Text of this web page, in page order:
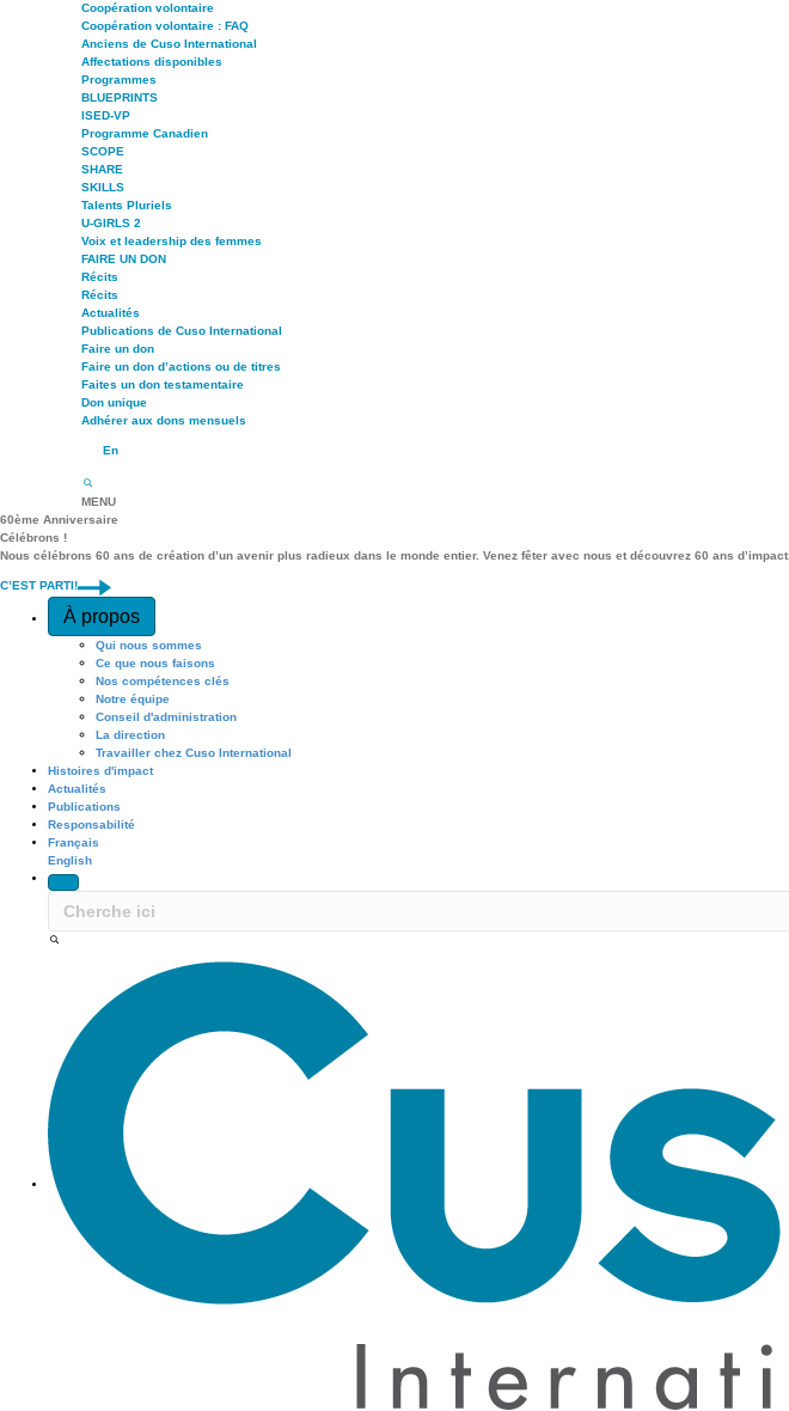
Coopération volontaire
Coopération volontaire : FAQ
Anciens de Cuso International
Affectations disponibles
Programmes
BLUEPRINTS
ISED-VP
Programme Canadien
SCOPE
SHARE
SKILLS
Talents Pluriels
U-GIRLS 2
Voix et leadership des femmes
FAIRE UN DON
Récits
Récits
Actualités
Publications de Cuso International
Faire un don
Faire un don d’actions ou de titres
Faites un don testamentaire
Don unique
Adhérer aux dons mensuels
En
MENU
60ème Anniversaire
Célébrons !
Nous célébrons 60 ans de création d’un avenir plus radieux dans le monde entier. Venez fêter avec nous et découvrez 60 ans d’impact.
C’EST PARTI!
Quick Access
À propos
Qui nous sommes
Ce que nous faisons
Nos compétences clés
Notre équipe
Conseil d'administration
La direction
Travailler chez Cuso International
Histoires d'impact
Actualités
Publications
Responsabilité
Français
English
Site Navigation